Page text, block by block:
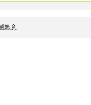
歉意.